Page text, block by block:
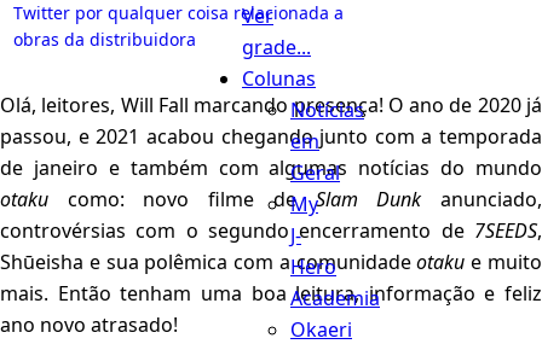
Ver
grade...
Colunas
Notícias
em
Geral
My
J-
Hero
Academia
Okaeri
Twitter por qualquer coisa relacionada a
obras da distribuidora
Olá, leitores, Will Fall marcando presença! O ano de 2020 já
passou, e 2021 acabou chegando junto com a temporada
de janeiro e também com algumas notícias do mundo
otaku como: novo filme deSlam Dunk anunciado,
controvérsias com o segundo encerramento de 7SEEDS,
Shūeisha e sua polêmica com a comunidadeotaku e muito
mais. Então tenham uma boa leitura, informação e feliz
ano novo atrasado!